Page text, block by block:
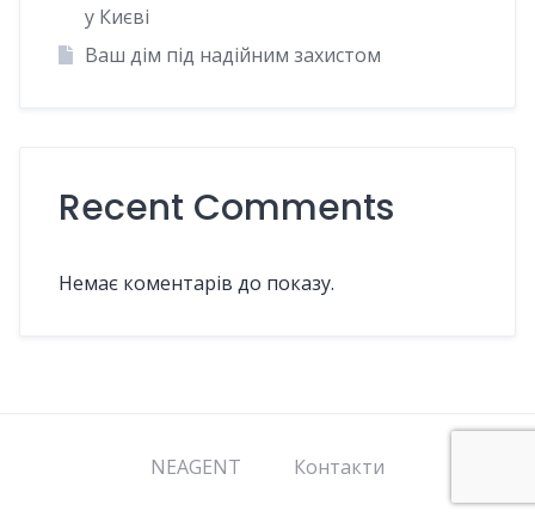
у Києві
Ваш дім під надійним захистом
Recent Comments
Немає коментарів до показу.
NEAGENT Контакти